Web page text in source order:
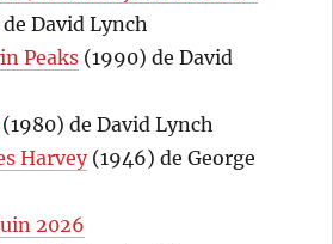
David Lynch
Peaks (1990) de David
(1980) de David Lynch
Harvey(1946) de George
2026